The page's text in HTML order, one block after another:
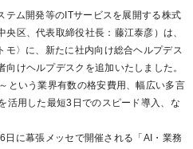
テム開発等のITサービスを展開する株式
区、代表取締役社長：藤江泰彦）は、
モ〉に、新たに社内向け総合ヘルプデス
けヘルプデスクを追加いたしました。
という業界有数の格安費用、幅広い多言
活用した最短3日でのスピード導入、な
に幕張メッセで開催される「AI・業務